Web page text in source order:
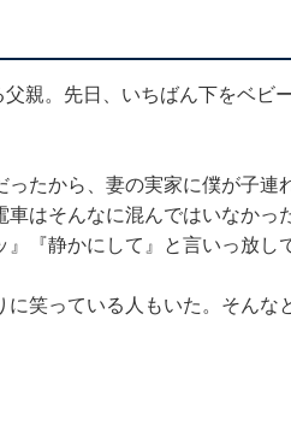
親。先日、いちばん下をベビ
ったから、妻の実家に僕が子連
はそんなに混んではいなかっ
『静かにして』と言いっ放し
笑っている人もいた。そんな